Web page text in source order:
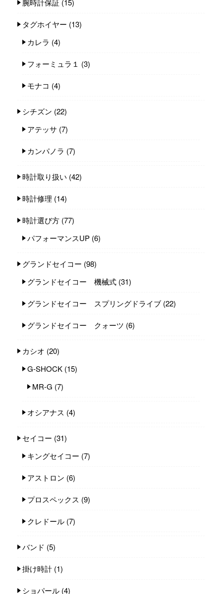
腕時計保証 (15)
タグホイヤー (13)
カレラ (4)
フォーミュラ１ (3)
モナコ (4)
シチズン (22)
アテッサ (7)
カンパノラ (7)
時計取り扱い (42)
時計修理 (14)
時計選び方 (77)
パフォーマンスUP (6)
グランドセイコー (98)
グランドセイコー 機械式 (31)
グランドセイコー スプリングドライブ (22)
グランドセイコー クォーツ (6)
カシオ (20)
G-SHOCK (15)
MR-G (7)
オシアナス (4)
セイコー (31)
キングセイコー (7)
アストロン (6)
プロスペックス (9)
クレドール (7)
バンド (5)
掛け時計 (1)
ショパール (4)